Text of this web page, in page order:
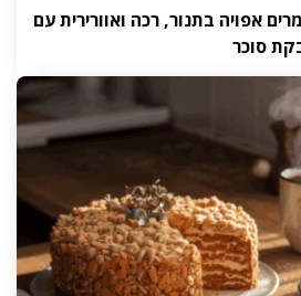
אפויה בתנור, רכה ואוורירית עם
סוכר